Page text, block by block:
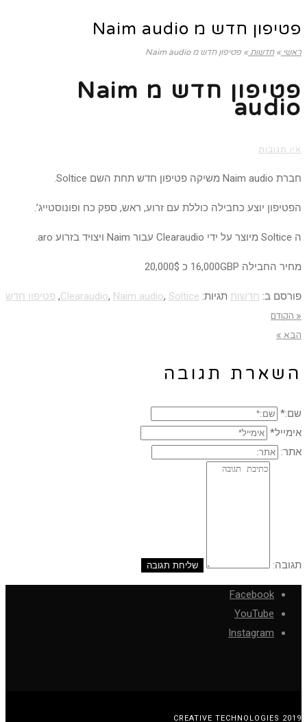
פטיפון חדש מ Naim audio
ראשי » חדשות » פטיפון חדש מ Naim audio
פטיפון חדש מ Naim
audio
אין תגובות
חברת Naim audio משיקה פטיפון חדש תחת השם Soltice.
הפטיפון יוצע כחבילה כוללת עם זרוע, ראש, ספק כח ופונוסטייג’.
ה Soltice מיוצר על ידי Clearaudio עבור Naim ויצויד בזרוע aro.
מחיר החבילה 16,000GBP כ 20,000$
פורסם ב: חדשות תגיות: Clearaudio, Naim audio, Soltice
, פטיפון חדש
« הקודם
הבא »
השארת תגובה
שם:*
אימייל*
אתר:
תגובה:
Facebook
YouTube
Instagram
CREATIVE TECHNOLOGIES 2019